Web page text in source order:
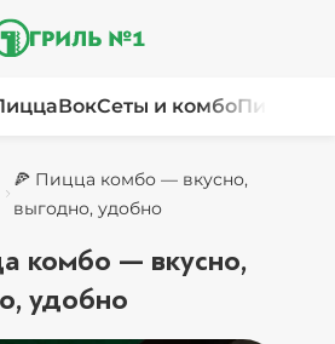
ВокСеты и комбоПироги
🍕 Пицца комбо — вкусно,
выгодно, удобно
комбо — вкусно,
удобно